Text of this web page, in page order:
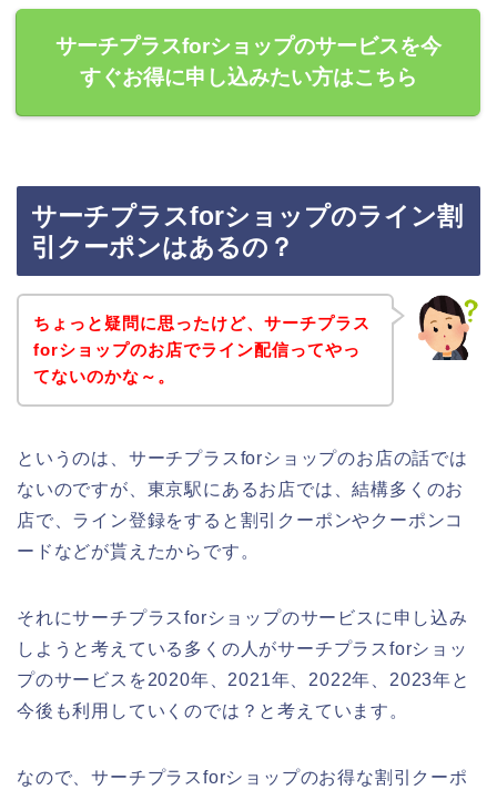
サーチプラスforショップのサービスを今
すぐお得に申し込みたい方はこちら
サーチプラスforショップのライン割
引クーポンはあるの？
ちょっと疑問に思ったけど、サーチプラス
forショップのお店でライン配信ってやっ
てないのかな～。
というのは、サーチプラスforショップのお店の話では
ないのですが、東京駅にあるお店では、結構多くのお
店で、ライン登録をすると割引クーポンやクーポンコ
ードなどが貰えたからです。
それにサーチプラスforショップのサービスに申し込み
しようと考えている多くの人がサーチプラスforショッ
プのサービスを2020年、2021年、2022年、2023年と
今後も利用していくのでは？と考えています。
なので、サーチプラスforショップのお得な割引クーポ